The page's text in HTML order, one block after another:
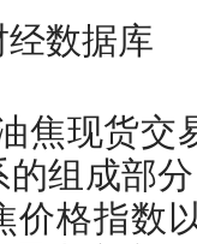
数据库
焦现货交
组成部
格指数